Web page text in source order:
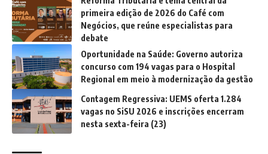
primeira edição de 2026 do Café com
Negócios, que reúne especialistas para
debate
Oportunidade na Saúde: Governo autoriza
concurso com 194 vagas para o Hospital
Regional em meio à modernização da gestão
Contagem Regressiva: UEMS oferta 1.284
vagas no SiSU 2026 e inscrições encerram
nesta sexta-feira (23)